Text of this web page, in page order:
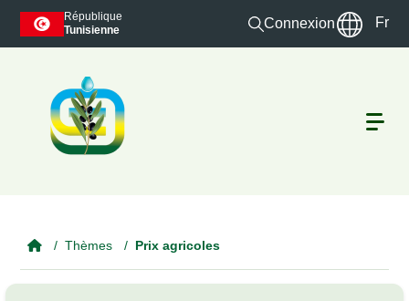
Skip to main content
République
Tunisienne
Connexion Fr
Thèmes Prix agricoles